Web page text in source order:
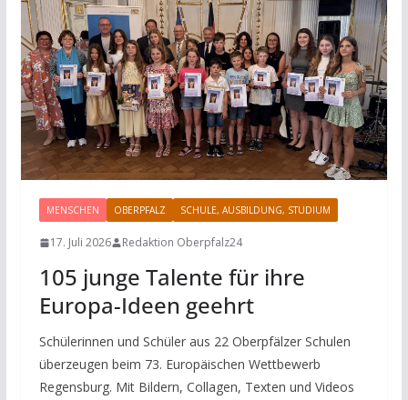
MENSCHEN OBERPFALZ SCHULE, AUSBILDUNG, STUDIUM
17. Juli 2026 Redaktion Oberpfalz24
105 junge Talente für ihre
Europa-Ideen geehrt
Schülerinnen und Schüler aus 22 Oberpfälzer Schulen
überzeugen beim 73. Europäischen Wettbewerb
Regensburg. Mit Bildern, Collagen, Texten und Videos